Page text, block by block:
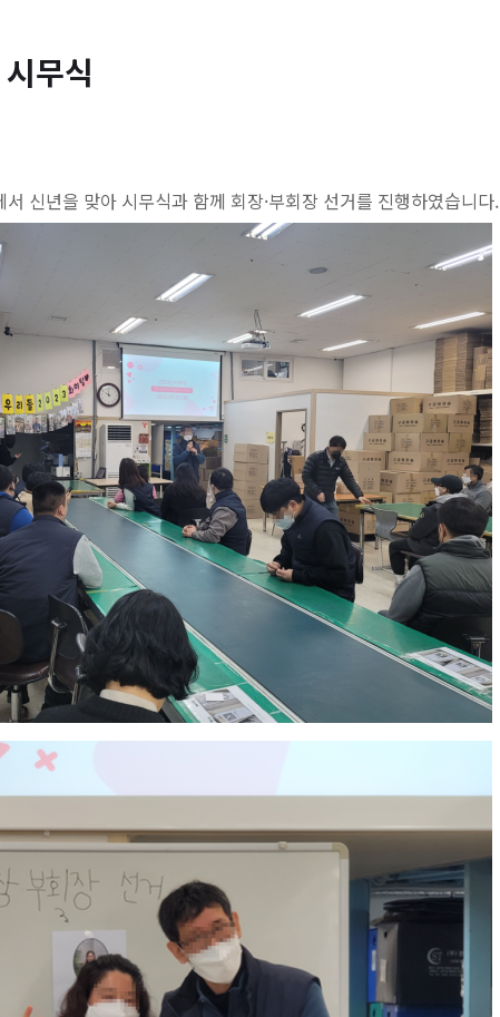
무식
신년을 맞아 시무식과 함께 회장·부회장 선거를 진행하였습니다.